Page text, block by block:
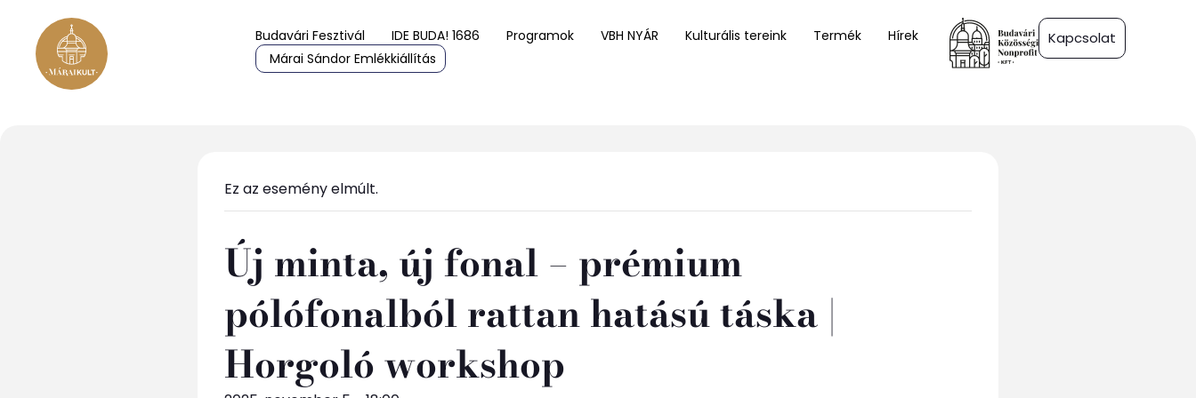
Budavári Fesztivál IDE BUDA! 1686 Programok VBH NYÁR Kulturális tereink Termék
Hírek
Márai Sándor Emlékkiállítás
Kapcsolat
Ez az esemény elmúlt.
Új minta, új fonal – prémium
pólófonalból rattan hatású táska |
Horgoló workshop